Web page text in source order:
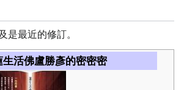
是最近的修訂。
活佛盧勝彥的密密密